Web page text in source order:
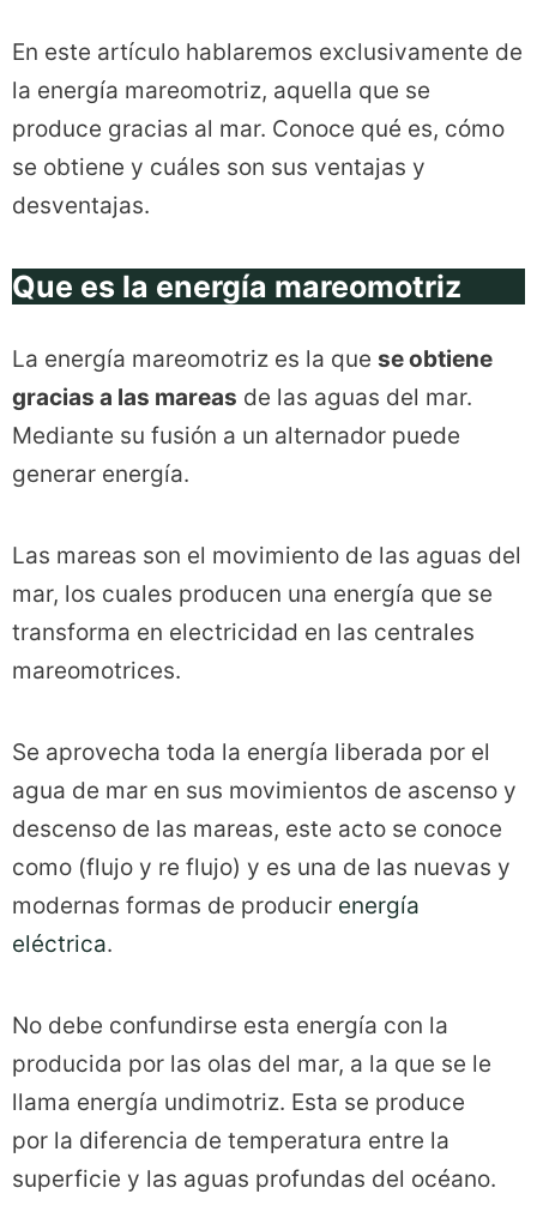
En este artículo hablaremos exclusivamente de
la energía mareomotriz, aquella que se
produce gracias al mar. Conoce qué es, cómo
se obtiene y cuáles son sus ventajas y
desventajas.
Que es la energía mareomotriz
La energía mareomotriz es la que se obtiene
gracias a las mareas de las aguas del mar.
Mediante su fusión a un alternador puede
generar energía.
Las mareas son el movimiento de las aguas del
mar, los cuales producen una energía que se
transforma en electricidad en las centrales
mareomotrices.
Se aprovecha toda la energía liberada por el
agua de mar en sus movimientos de ascenso y
descenso de las mareas, este acto se conoce
como (flujo y re flujo) y es una de las nuevas y
modernas formas de producir energía
eléctrica.
No debe confundirse esta energía con la
producida por las olas del mar, a la que se le
llama energía undimotriz. Esta se produce
por la diferencia de temperatura entre la
superficie y las aguas profundas del océano.